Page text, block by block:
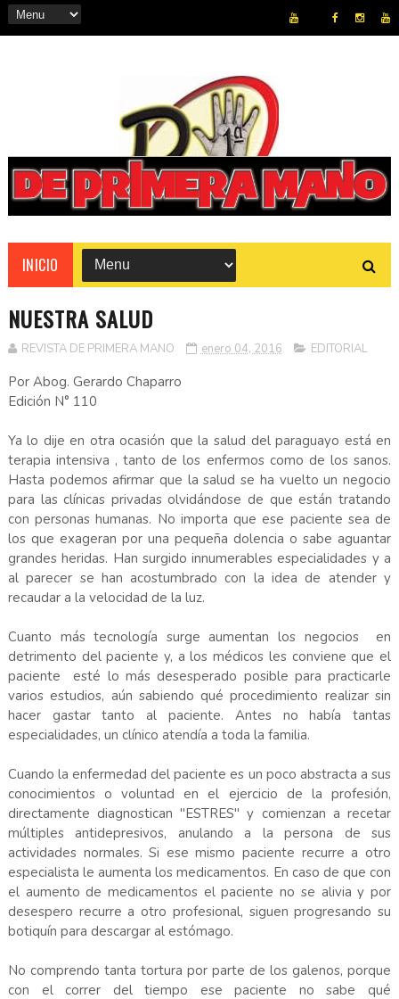
REVISTA
INICIO
NUESTRA SALUD
REVISTA DE PRIMERA MANO enero 04, 2016 EDITORIAL
Por Abog. Gerardo Chaparro
Edición N° 110
Ya lo dije en otra ocasión que la salud del paraguayo está en
terapia intensiva , tanto de los enfermos como de los sanos.
Hasta podemos afirmar que la salud se ha vuelto un negocio
para las clínicas privadas olvidándose de que están tratando
con personas humanas. No importa que ese paciente sea de
los que exageran por una pequeña dolencia o sabe aguantar
grandes heridas. Han surgido innumerables especialidades y a
al parecer se han acostumbrado con la idea de atender y
recaudar a la velocidad de la luz.
Cuanto más tecnología surge aumentan los negocios en
detrimento del paciente y, a los médicos les conviene que el
paciente esté lo más desesperado posible para practicarle
varios estudios, aún sabiendo qué procedimiento realizar sin
hacer gastar tanto al paciente. Antes no había tantas
especialidades, un clínico atendía a toda la familia.
Cuando la enfermedad del paciente es un poco abstracta a sus
conocimientos o voluntad en el ejercicio de la profesión,
directamente diagnostican "ESTRES" y comienzan a recetar
múltiples antidepresivos, anulando a la persona de sus
actividades normales. Si ese mismo paciente recurre a otro
especialista le aumenta los medicamentos. En caso de que con
el aumento de medicamentos el paciente no se alivia y por
desespero recurre a otro profesional, siguen progresando su
botiquín para descargar al estómago.
No comprendo tanta tortura por parte de los galenos, porque
con el correr del tiempo ese paciente no sabe qué